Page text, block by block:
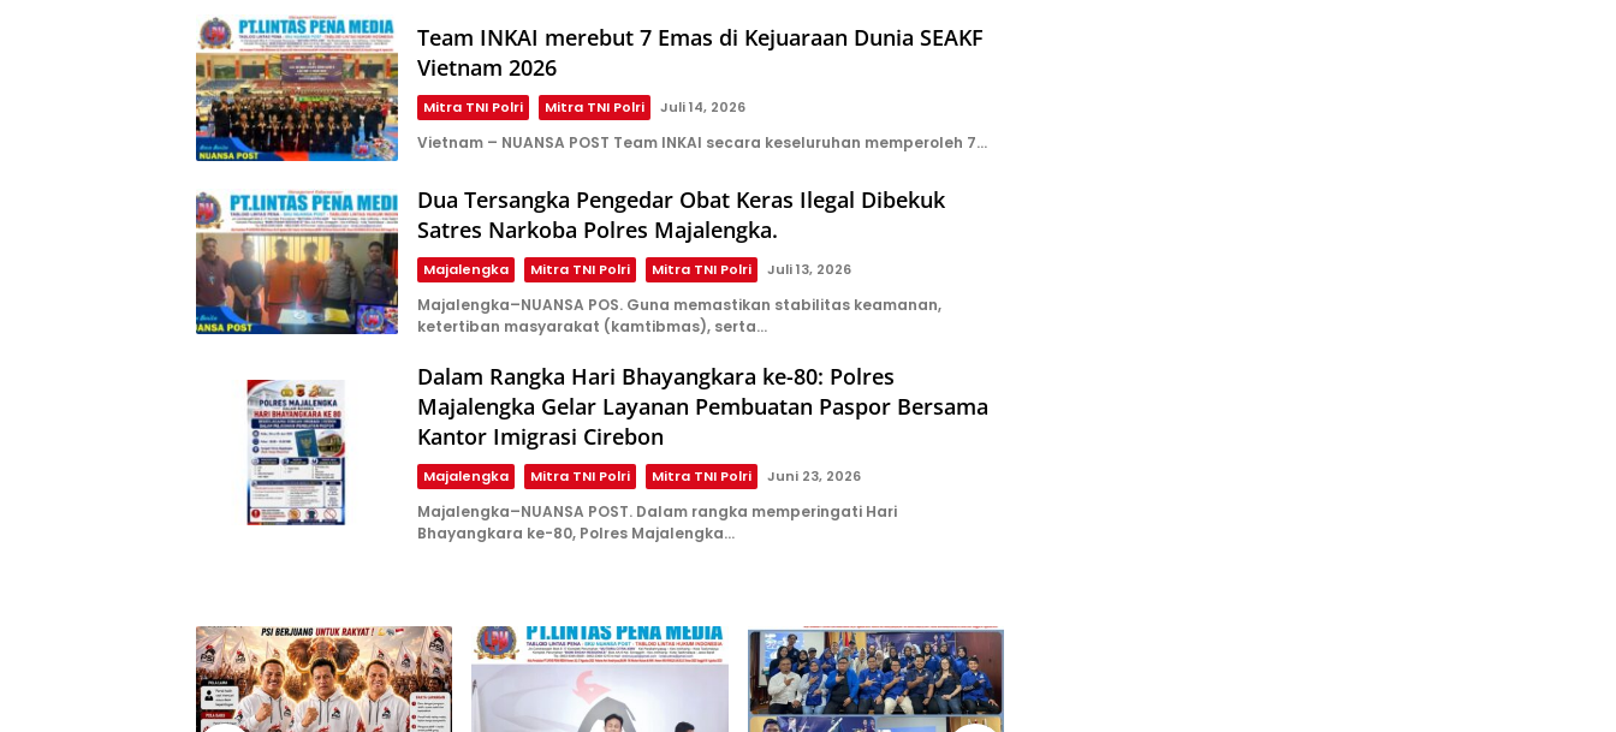
Team INKAI merebut 7 Emas di Kejuaraan Dunia SEAKF
Vietnam 2026
Mitra TNI Polri Mitra TNI Polri Juli 14, 2026
Vietnam – NUANSA POST Team INKAI secara keseluruhan memperoleh 7…
Dua Tersangka Pengedar Obat Keras Ilegal Dibekuk
Satres Narkoba Polres Majalengka.
Majalengka Mitra TNI Polri Mitra TNI Polri Juli 13, 2026
Majalengka–NUANSA POS. Guna memastikan stabilitas keamanan,
ketertiban masyarakat (kamtibmas), serta…
Dalam Rangka Hari Bhayangkara ke-80: Polres
Majalengka Gelar Layanan Pembuatan Paspor Bersama
Kantor Imigrasi Cirebon
Majalengka Mitra TNI Polri Mitra TNI Polri Juni 23, 2026
Majalengka–NUANSA POST. Dalam rangka memperingati Hari
Bhayangkara ke-80, Polres Majalengka…